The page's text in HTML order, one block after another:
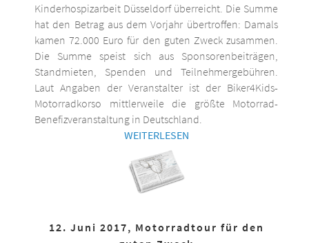
Kinderhospizarbeit Düsseldorf überreicht. Die Summe
hat den Betrag aus dem Vorjahr übertroffen: Damals
kamen 72.000 Euro für den guten Zweck zusammen.
Die Summe speist sich aus Sponsorenbeiträgen,
Standmieten, Spenden und Teilnehmergebühren.
Laut Angaben der Veranstalter ist der Biker4Kids-
Motorradkorso mittlerweile die größte Motorrad-
Benefizveranstaltung in Deutschland.
WEITERLESEN
12. Juni 2017, Motorradtour für den